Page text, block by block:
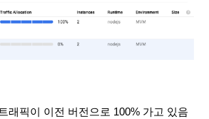
래픽이 이전 버전으로 100% 가고 있음